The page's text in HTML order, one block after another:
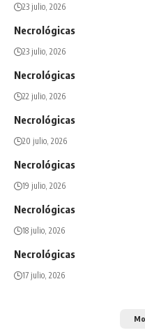
23 julio, 2026
Necrológicas
23 julio, 2026
Necrológicas
22 julio, 2026
Necrológicas
20 julio, 2026
Necrológicas
19 julio, 2026
Necrológicas
18 julio, 2026
Necrológicas
17 julio, 2026